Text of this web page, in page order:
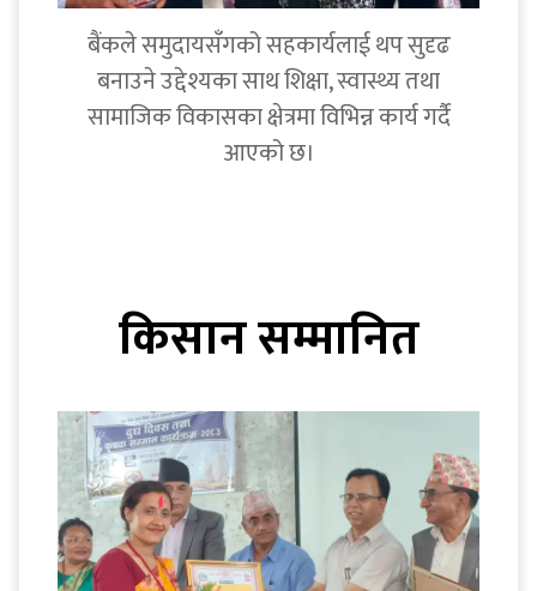
बैंकले समुदायसँगको सहकार्यलाई थप सुदृढ
बनाउने उद्देश्यका साथ शिक्षा, स्वास्थ्य तथा
सामाजिक विकासका क्षेत्रमा विभिन्न कार्य गर्दै
आएको छ।
किसान सम्मानित